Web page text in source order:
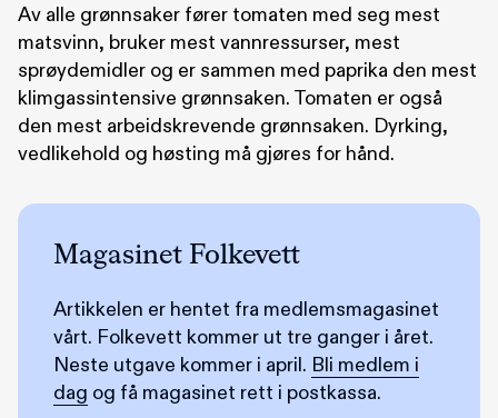
Av alle grønnsaker fører tomaten med seg mest
matsvinn, bruker mest vannressurser, mest
sprøydemidler og er sammen med paprika den mest
klimgassintensive grønnsaken. Tomaten er også
den mest arbeidskrevende grønnsaken. Dyrking,
vedlikehold og høsting må gjøres for hånd.
Magasinet Folkevett
Artikkelen er hentet fra medlemsmagasinet
vårt. Folkevett kommer ut tre ganger i året.
Neste utgave kommer i april. Bli medlem i
dag og få magasinet rett i postkassa.